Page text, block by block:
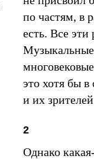
по частям, в
есть. Все
это хотя бы
и их
2
Однако